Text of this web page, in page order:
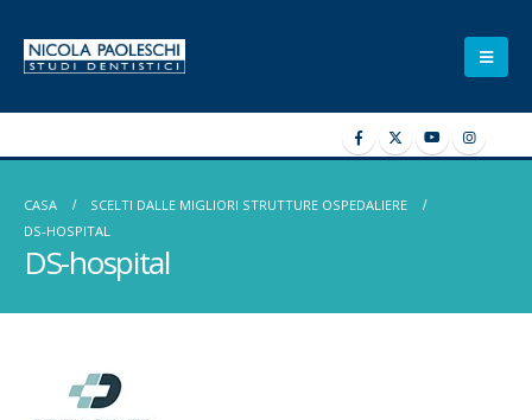
CASA
SCELTI DALLE MIGLIORI STRUTTURE OSPEDALIERE
DS-HOSPITAL
DS-hospital